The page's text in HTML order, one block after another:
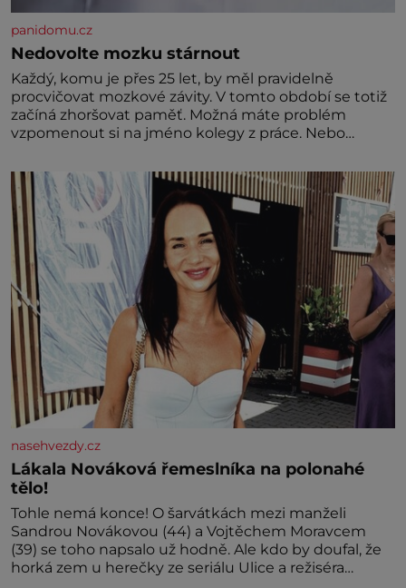
panidomu.cz
Nedovolte mozku stárnout
Každý, komu je přes 25 let, by měl pravidelně
procvičovat mozkové závity. V tomto období se totiž
začíná zhoršovat paměť. Možná máte problém
vzpomenout si na jméno kolegy z práce. Nebo
nedávno přečetli. Je to opravdu tak, s věkem jako
kdyby se paměť rozhodla stávkovat. Cvičte
nasehvezdy.cz
Lákala Nováková řemeslníka na polonahé
tělo!
Tohle nemá konce! O šarvátkách mezi manželi
Sandrou Novákovou (44) a Vojtěchem Moravcem
(39) se toho napsalo už hodně. Ale kdo by doufal, že
horká zem u herečky ze seriálu Ulice a režiséra